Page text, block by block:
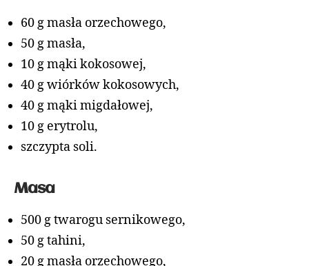
60 g masła orzechowego,
50 g masła,
10 g mąki kokosowej,
40 g wiórków kokosowych,
40 g mąki migdałowej,
10 g erytrolu,
szczypta soli.
Masa
500 g twarogu sernikowego,
50 g tahini,
20 g masła orzechowego,